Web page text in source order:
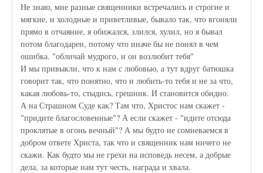
Не знаю, мне разные священники встречались и строгие и
мягкие, и холодные и приветливые, бывало так, что вгоняли
прямо в отчаяние, я обижался, злился, хулил, но я бывал
потом благодарен, потому что иначе бы не понял в чем
ошибка. "обличай мудрого, и он возлюбит тебя"
И мы привыкли, что к нам с любовью, а тут вдруг батюшка
говорит так, что понятно, что и любить-то тебя и не за что,
какая любовь-то, стыдись, грешник. И становится обидно.
А на Страшном Суде как? Там что, Христос нам скажет -
"придите благословенные"? А если скажет - "идите отсюда
проклятые в огонь вечный"? А мы будто не сомневаемся в
добром ответе Христа, так что и священник нам ничего не
скажи. Как будто мы не грехи на исповедь несем, а добрые
дела, за которые нам тут честь, награда и хвала.